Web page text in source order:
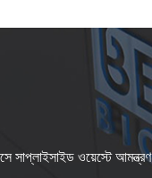
সাপ্লাইসাইড ওয়েস্টে